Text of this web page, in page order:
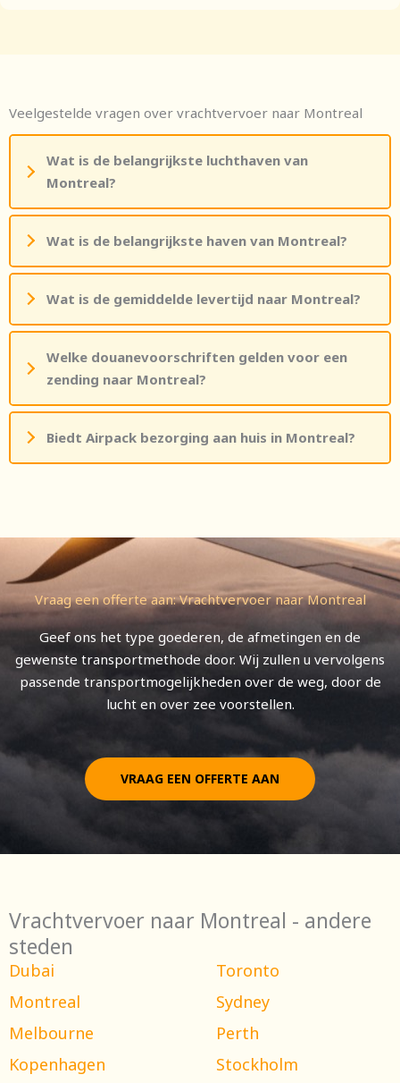
Veelgestelde vragen over vrachtvervoer naar Montreal
Wat is de belangrijkste luchthaven van
Montreal?
Wat is de belangrijkste haven van Montreal?
Wat is de gemiddelde levertijd naar Montreal?
Welke douanevoorschriften gelden voor een
zending naar Montreal?
Biedt Airpack bezorging aan huis in Montreal?
Vraag een offerte aan: Vrachtvervoer naar Montreal
Geef ons het type goederen, de afmetingen en de
gewenste transportmethode door. Wij zullen u vervolgens
passende transportmogelijkheden over de weg, door de
lucht en over zee voorstellen.
VRAAG EEN OFFERTE AAN
Vrachtvervoer naar Montreal - andere
steden
Dubai
Toronto
Montreal
Sydney
Melbourne
Perth
Kopenhagen
Stockholm